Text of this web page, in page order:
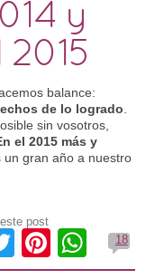
y
balance:
de lo logrado
sin vosotros,
el 2015 más y
un gran año a nuestro
post
Twitter 18